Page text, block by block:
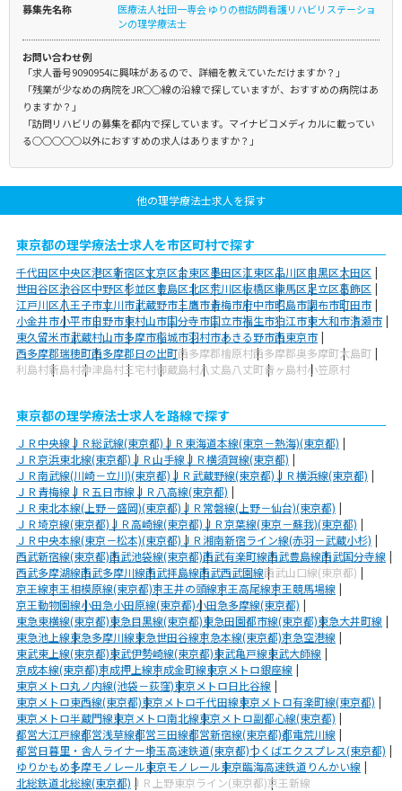
募集先名称
医療法人社団一専会 ゆりの樹訪問看護リハビリステーショ
ンの理学療法士
お問い合わせ例
「求人番号9090954に興味があるので、詳細を教えていただけますか？」
「残業が少なめの病院をJR○○線の沿線で探していますが、おすすめの病院はあ
りますか？」
「訪問リハビリの募集を都内で探しています。マイナビコメディカルに載ってい
る○○○○○以外におすすめの求人はありますか？」
他の理学療法士求人を探す
東京都の理学療法士求人を市区町村で探す
千代田区中央区港区新宿区文京区台東区墨田区江東区品川区目黒区大田区
世田谷区渋谷区中野区杉並区豊島区北区荒川区板橋区練馬区足立区葛飾区
江戸川区八王子市立川市武蔵野市三鷹市青梅市府中市昭島市調布市町田市
小金井市小平市日野市東村山市国分寺市国立市福生市狛江市東大和市清瀬市
東久留米市武蔵村山市多摩市稲城市羽村市あきる野市西東京市
西多摩郡瑞穂町西多摩郡日の出町西多摩郡檜原村西多摩郡奥多摩町大島町
利島村新島村神津島村三宅村御蔵島村八丈島八丈町青ヶ島村小笠原村
東京都の理学療法士求人を路線で探す
ＪＲ中央線ＪＲ総武線(東京都)ＪＲ東海道本線(東京－熱海)(東京都)
ＪＲ京浜東北線(東京都)ＪＲ山手線ＪＲ横須賀線(東京都)
ＪＲ南武線(川崎－立川)(東京都)ＪＲ武蔵野線(東京都)ＪＲ横浜線(東京都)
ＪＲ青梅線ＪＲ五日市線ＪＲ八高線(東京都)
ＪＲ東北本線(上野－盛岡)(東京都)ＪＲ常磐線(上野－仙台)(東京都)
ＪＲ埼京線(東京都)ＪＲ高崎線(東京都)ＪＲ京葉線(東京－蘇我)(東京都)
ＪＲ中央本線(東京－松本)(東京都)ＪＲ湘南新宿ライン線(赤羽－武蔵小杉)
西武新宿線(東京都)西武池袋線(東京都)西武有楽町線西武豊島線西武国分寺線
西武多摩湖線西武多摩川線西武拝島線西武西武園線西武山口線(東京都)
京王線京王相模原線(東京都)京王井の頭線京王高尾線京王競馬場線
京王動物園線小田急小田原線(東京都)小田急多摩線(東京都)
東急東横線(東京都)東急目黒線(東京都)東急田園都市線(東京都)東急大井町線
東急池上線東急多摩川線東急世田谷線京急本線(東京都)京急空港線
東武東上線(東京都)東武伊勢崎線(東京都)東武亀戸線東武大師線
京成本線(東京都)京成押上線京成金町線東京メトロ銀座線
東京メトロ丸ノ内線(池袋－荻窪)東京メトロ日比谷線
東京メトロ東西線(東京都)東京メトロ千代田線東京メトロ有楽町線(東京都)
東京メトロ半蔵門線東京メトロ南北線東京メトロ副都心線(東京都)
都営大江戸線都営浅草線都営三田線都営新宿線(東京都)都電荒川線
都営日暮里・舎人ライナー埼玉高速鉄道(東京都)つくばエクスプレス(東京都)
ゆりかもめ多摩モノレール東京モノレール東京臨海高速鉄道りんかい線
北総鉄道北総線(東京都) ＪＲ上野東京ライン(東京都)京王新線